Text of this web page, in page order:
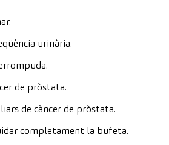
urinària.
de pròstata.
de càncer de pròstata.
completament la bufeta.